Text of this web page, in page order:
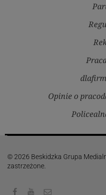
Opinie o
© 2026 Beskidzka Grupa
zastrzeżone.